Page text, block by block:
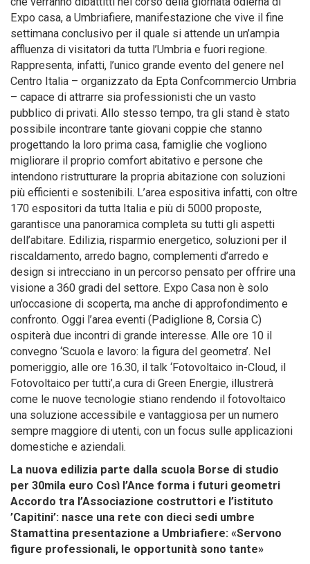
Expo casa, a Umbriafiere, manifestazione che vive il fine
settimana conclusivo per il quale si attende un un’ampia
affluenza di visitatori da tutta l’Umbria e fuori regione.
Rappresenta, infatti, l’unico grande evento del genere nel
Centro Italia – organizzato da Epta Confcommercio Umbria
– capace di attrarre sia professionisti che un vasto
pubblico di privati. Allo stesso tempo, tra gli stand è stato
possibile incontrare tante giovani coppie che stanno
progettando la loro prima casa, famiglie che vogliono
migliorare il proprio comfort abitativo e persone che
intendono ristrutturare la propria abitazione con soluzioni
più efficienti e sostenibili. L’area espositiva infatti, con oltre
170 espositori da tutta Italia e più di 5000 proposte,
garantisce una panoramica completa su tutti gli aspetti
dell’abitare. Edilizia, risparmio energetico, soluzioni per il
riscaldamento, arredo bagno, complementi d’arredo e
design si intrecciano in un percorso pensato per offrire una
visione a 360 gradi del settore. Expo Casa non è solo
un’occasione di scoperta, ma anche di approfondimento e
confronto. Oggi l’area eventi (Padiglione 8, Corsia C)
ospiterà due incontri di grande interesse. Alle ore 10 il
convegno ‘Scuola e lavoro: la figura del geometra’. Nel
pomeriggio, alle ore 16.30, il talk ‘Fotovoltaico in-Cloud, il
Fotovoltaico per tutti’,a cura di Green Energie, illustrerà
come le nuove tecnologie stiano rendendo il fotovoltaico
una soluzione accessibile e vantaggiosa per un numero
sempre maggiore di utenti, con un focus sulle applicazioni
domestiche e aziendali.
La nuova edilizia parte dalla scuola Borse di studio
per 30mila euro Così l’Ance forma i futuri geometri
Accordo tra l’Associazione costruttori e l’istituto
’Capitini’: nasce una rete con dieci sedi umbre
Stamattina presentazione a Umbriafiere: «Servono
figure professionali, le opportunità sono tante»